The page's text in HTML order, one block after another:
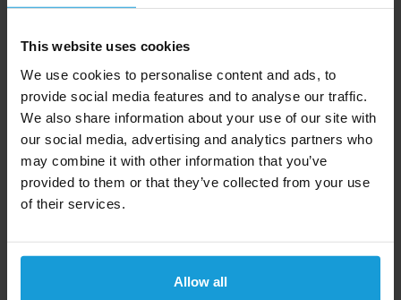
This website uses cookies
We use cookies to personalise content and ads, to
provide social media features and to analyse our traffic.
We also share information about your use of our site with
our social media, advertising and analytics partners who
may combine it with other information that you’ve
provided to them or that they’ve collected from your use
of their services.
Allow all
van een kredietrapport om de betrouwbaarheid van
uw klant te controleren. Dit kan eenvoudig
opKredietrapportaanvragen.nlvanaf slechts 6,95
euro per stuk.
Is de betalingstermijn van een aantal facturen reeds
verlopen? Het is mogelijk om gratis uw facturen ter
incasso bij ons aan te leveren via ons incasso